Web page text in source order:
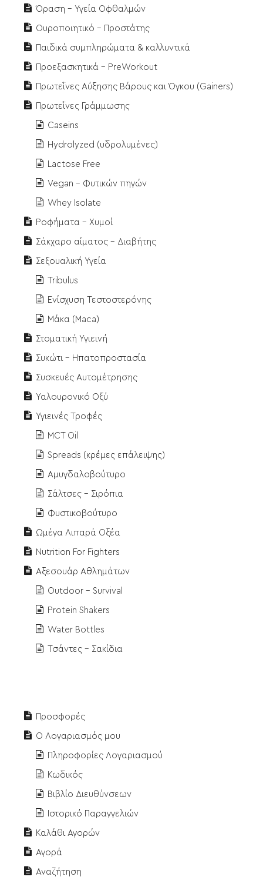
Όραση - Υγεία Οφθαλμών
Ουροποιητικό - Προστάτης
Παιδικά συμπληρώματα & καλλυντικά
Προεξασκητικά - PreWorkout
Πρωτεΐνες Αύξησης Βάρους και Όγκου (Gainers)
Πρωτεΐνες Γράμμωσης
Caseins
Hydrolyzed (υδρολυμένες)
Lactose Free
Vegan - Φυτικών πηγών
Whey Isolate
Ροφήματα - Χυμοί
Σάκχαρο αίματος - Διαβήτης
Σεξουαλική Υγεία
Tribulus
Ενίσχυση Τεστοστερόνης
Μάκα (Maca)
Στοματική Υγιεινή
Συκώτι - Ηπατοπροστασία
Συσκευές Αυτομέτρησης
Υαλουρονικό Οξύ
Υγιεινές Τροφές
MCT Oil
Spreads (κρέμες επάλειψης)
Αμυγδαλοβούτυρο
Σάλτσες - Σιρόπια
Φυστικοβούτυρο
Ωμέγα Λιπαρά Οξέα
Nutrition For Fighters
Αξεσουάρ Αθλημάτων
Outdoor - Survival
Protein Shakers
Water Bottles
Τσάντες - Σακίδια
Προσφορές
Ο Λογαριασμός μου
Πληροφορίες Λογαριασμού
Κωδικός
Βιβλίο Διευθύνσεων
Ιστορικό Παραγγελιών
Καλάθι Αγορών
Αγορά
Αναζήτηση